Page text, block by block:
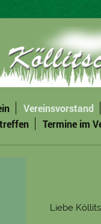
Vereinsvorstand
Termine im
Liebe